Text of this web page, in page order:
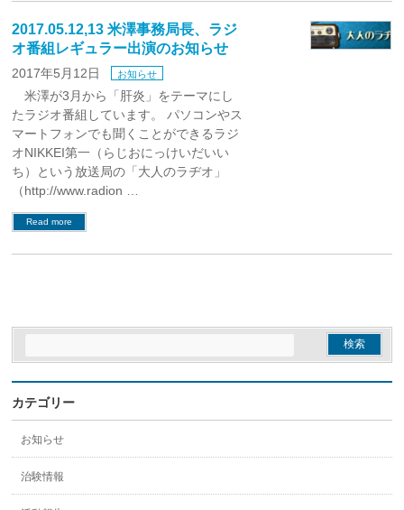
2017.05.12,13 米澤事務局長、ラジ
オ番組レギュラー出演のお知らせ
2017年5月12日 お知らせ
米澤が3月から「肝炎」をテーマにし
たラジオ番組しています。 パソコンやス
マートフォンでも聞くことができるラジ
オNIKKEI第一（らじおにっけいだいい
ち）という放送局の「大人のラヂオ」
（http://www.radion …
Read more
カテゴリー
お知らせ
治験情報